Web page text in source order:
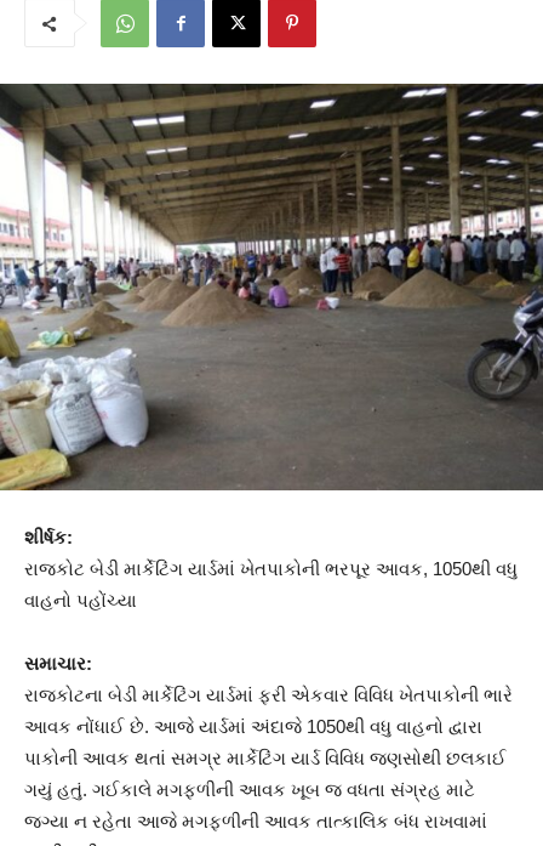
શીર્ષક:
રાજકોટ બેડી માર્કેટિંગ યાર્ડમાં ખેતપાકોની ભરપૂર આવક, 1050થી વધુ
વાહનો પહોંચ્યા
સમાચાર:
રાજકોટના બેડી માર્કેટિંગ યાર્ડમાં ફરી એકવાર વિવિધ ખેતપાકોની ભારે
આવક નોંધાઈ છે. આજે યાર્ડમાં અંદાજે 1050થી વધુ વાહનો દ્વારા
પાકોની આવક થતાં સમગ્ર માર્કેટિંગ યાર્ડ વિવિધ જણસોથી છલકાઈ
ગયું હતું. ગઈકાલે મગફળીની આવક ખૂબ જ વધતા સંગ્રહ માટે
જગ્યા ન રહેતા આજે મગફળીની આવક તાત્કાલિક બંધ રાખવામાં